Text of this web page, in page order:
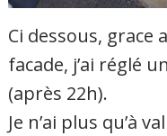
Ci dessous, grace
facade, j’ai réglé
(après 22h).
Je n’ai plus qu’à